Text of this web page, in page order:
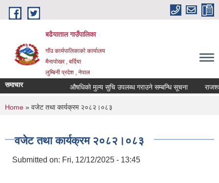
Skip to main content
बढैयाताल गाउँपालिका
गाँउ कार्यपालिकाकाे कार्यालय
मैनापाेखर , बर्दिया
लुम्बिनी प्रदेश , नेपाल
समाचार औषधिकाे मुल्य सुचि उपलब्ध गराउने सम्बन्धि सूचना
You are here
Home » वजेट तथा कार्यक्रम २०८२।०८३
वजेट तथा कार्यक्रम २०८२।०८३
Submitted on: Fri, 12/12/2025 - 13:45